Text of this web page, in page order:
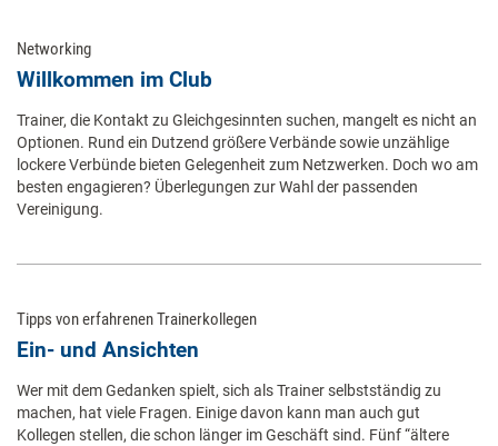
Networking
Willkommen im Club
Trainer, die Kontakt zu Gleichgesinnten suchen, mangelt es nicht an
Optionen. Rund ein Dutzend größere Verbände sowie unzählige
lockere Verbünde bieten Gelegenheit zum Netzwerken. Doch wo am
besten engagieren? Überlegungen zur Wahl der passenden
Vereinigung.
Tipps von erfahrenen Trainerkollegen
Ein- und Ansichten
Wer mit dem Gedanken spielt, sich als Trainer selbstständig zu
machen, hat viele Fragen. Einige davon kann man auch gut
Kollegen stellen, die schon länger im Geschäft sind. Fünf “ältere